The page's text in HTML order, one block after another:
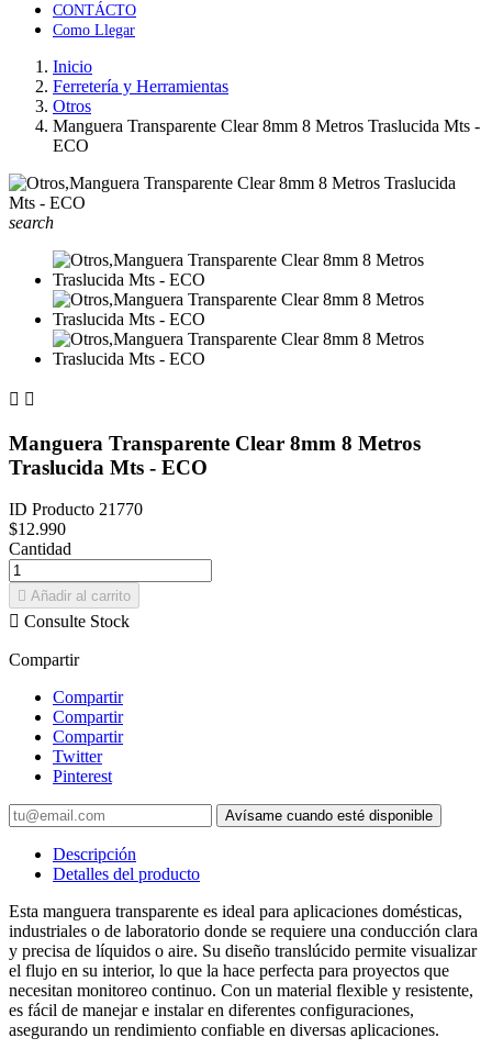
CONTÁCTO
Como Llegar
Inicio
Ferretería y Herramientas
Otros
Manguera Transparente Clear 8mm 8 Metros Traslucida Mts -
ECO
search
 
Manguera Transparente Clear 8mm 8 Metros
Traslucida Mts - ECO
ID Producto 21770
$12.990
Cantidad
 Añadir al carrito
 Consulte Stock
Compartir
Compartir
Compartir
Compartir
Twitter
Pinterest
Avísame cuando esté disponible
Descripción
Detalles del producto
Esta manguera transparente es ideal para aplicaciones domésticas,
industriales o de laboratorio donde se requiere una conducción clara
y precisa de líquidos o aire. Su diseño translúcido permite visualizar
el flujo en su interior, lo que la hace perfecta para proyectos que
necesitan monitoreo continuo. Con un material flexible y resistente,
es fácil de manejar e instalar en diferentes configuraciones,
asegurando un rendimiento confiable en diversas aplicaciones.